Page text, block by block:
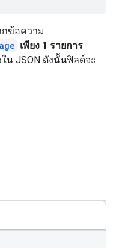
กข้อความ
เพียง 1 รายการ
น JSON ดังนั้นฟิลด์จะ